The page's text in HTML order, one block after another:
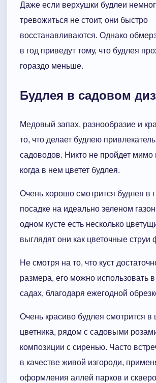
Даже если верхушки будлеи
тревожиться не стоит, они быстро
восстанавливаются. Однако
в год приведут тому, что будлея
гораздо меньше.
Будлея в садовом
Медовый запах, разнообразие и
то, что делает будлею
садоводов. Никто не пройдет мимо
когда в нем цветет будлея.
Очень хорошо смотрится будлея в
посадке на идеально зеленом
одном кусте есть несколько
выглядят они как цветочные струи
Не смотря на то, что куст
размера, его можно использовать
садах, благодаря ежегодной
Очень красиво будлея смотрится в
цветника, рядом с садовыми
композиции с сиренью. Часто
в качестве живой изгороди,
оформления аллей парков и